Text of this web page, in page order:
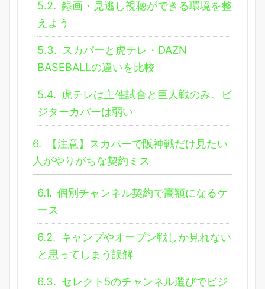
5.2. 録画・見逃し視聴ができる環境を整
えよう
5.3. スカパーと虎テレ・DAZN
BASEBALLの違いを比較
5.4. 虎テレは主催試合と巨人戦のみ。ビ
ジターカバーは弱い
6.
【注意】スカパーで阪神戦だけ見たい
人がやりがちな契約ミス
6.1. 個別チャンネル契約で高額になるケ
ース
6.2. キャンプやオープン戦しか見れない
と思ってしまう誤解
6.3. セレクト5のチャンネル選びでビジ